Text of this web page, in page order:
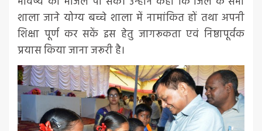
शाला जाने योग्य बच्चे शाला में नामांकित हों तथा अपनी
शिक्षा पूर्ण कर सकें इस हेतु जागरूकता एवं निष्ठापूर्वक
प्रयास किया जाना जरूरी है।